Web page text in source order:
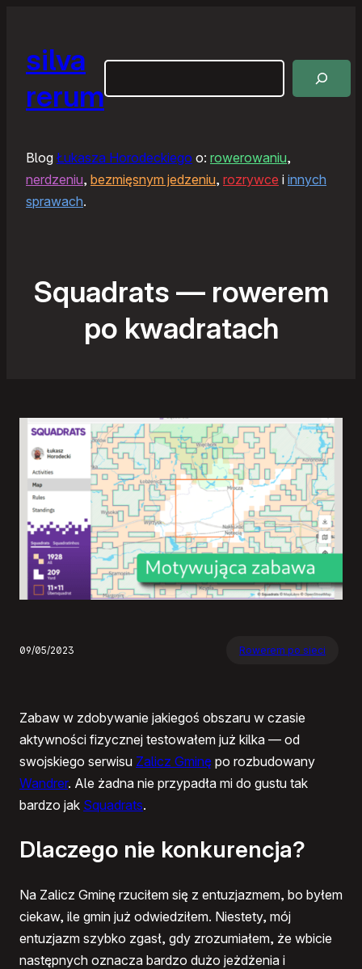
silva
rerum
Blog Łukasza Horodeckiego o: rowerowaniu,
nerdzeniu, bezmięsnym jedzeniu, rozrywce i innych
sprawach.
Squadrats — rowerem
po kwadratach
09/05/2023 Rowerem po sieci
Zabaw w zdobywanie jakiegoś obszaru w czasie
aktywności fizycznej testowałem już kilka — od
swojskiego serwisu Zalicz Gminę po rozbudowany
Wandrer. Ale żadna nie przypadła mi do gustu tak
bardzo jak Squadrats.
Dlaczego nie konkurencja?
Na Zalicz Gminę rzuciłem się z entuzjazmem, bo byłem
ciekaw, ile gmin już odwiedziłem. Niestety, mój
entuzjazm szybko zgasł, gdy zrozumiałem, że wbicie
następnych oznacza bardzo dużo jeżdżenia i